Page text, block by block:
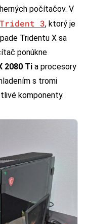
počítačov. V
3, ktorý je
Tridentu X sa
ponúkne
2080 Ti a procesory
s tromi
komponenty.